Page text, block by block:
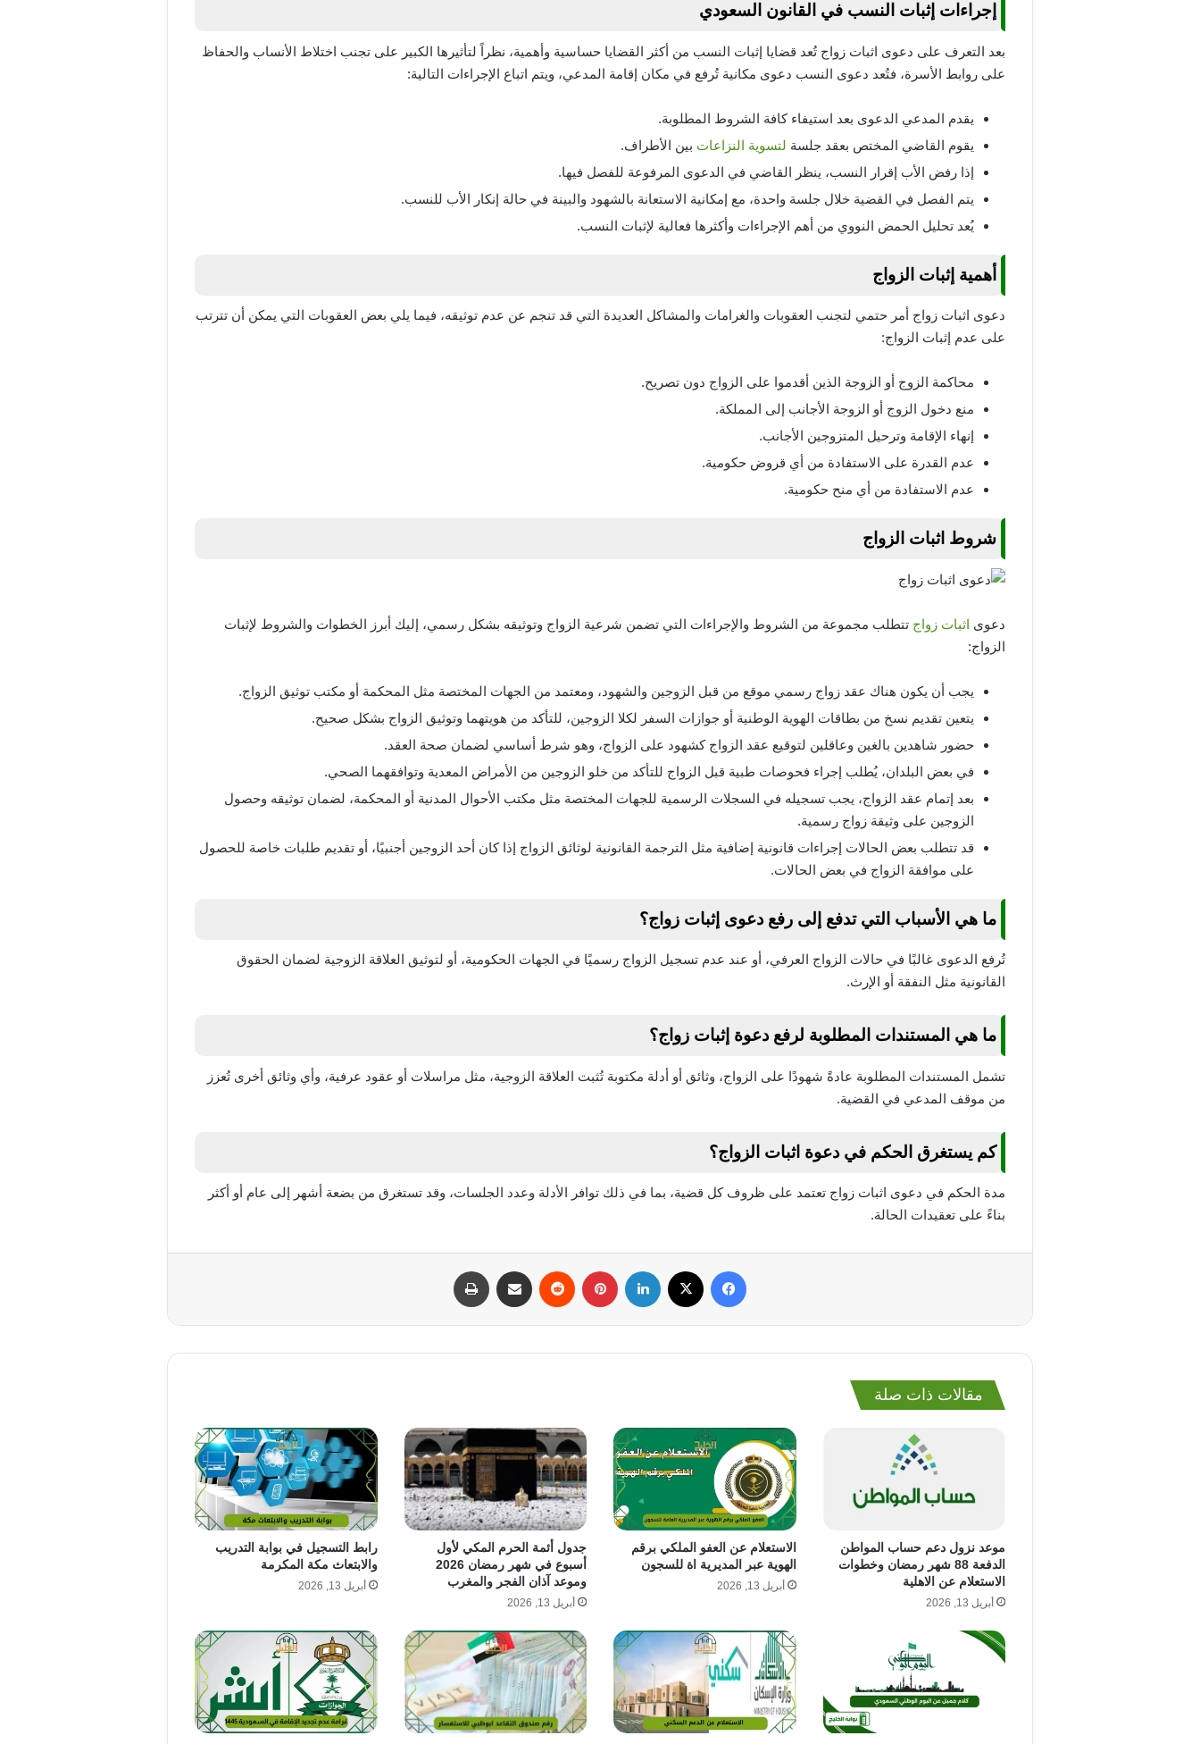
إجراءات إثبات النسب في القانون السعودي
بعد التعرف على دعوى اثبات زواج تُعد قضايا إثبات النسب من أكثر القضايا حساسية وأهمية، نظراً لتأثيرها الكبير على تجنب اختلاط الأنساب والحفاظ
على روابط الأسرة، فتُعد دعوى النسب دعوى مكانية تُرفع في مكان إقامة المدعي، ويتم اتباع الإجراءات التالية:
يقدم المدعي الدعوى بعد استيفاء كافة الشروط المطلوبة.
يقوم القاضي المختص بعقد جلسة لتسوية النزاعات بين الأطراف.
إذا رفض الأب إقرار النسب، ينظر القاضي في الدعوى المرفوعة للفصل فيها.
يتم الفصل في القضية خلال جلسة واحدة، مع إمكانية الاستعانة بالشهود والبينة في حالة إنكار الأب للنسب.
يُعد تحليل الحمض النووي من أهم الإجراءات وأكثرها فعالية لإثبات النسب.
أهمية إثبات الزواج
دعوى اثبات زواج أمر حتمي لتجنب العقوبات والغرامات والمشاكل العديدة التي قد تنجم عن عدم توثيقه، فيما يلي بعض العقوبات التي يمكن أن تترتب
على عدم إثبات الزواج:
محاكمة الزوج أو الزوجة الذين أقدموا على الزواج دون تصريح.
منع دخول الزوج أو الزوجة الأجانب إلى المملكة.
إنهاء الإقامة وترحيل المتزوجين الأجانب.
عدم القدرة على الاستفادة من أي قروض حكومية.
عدم الاستفادة من أي منح حكومية.
شروط اثبات الزواج
دعوى اثبات زواج تتطلب مجموعة من الشروط والإجراءات التي تضمن شرعية الزواج وتوثيقه بشكل رسمي، إليك أبرز الخطوات والشروط لإثبات
الزواج:
يجب أن يكون هناك عقد زواج رسمي موقع من قبل الزوجين والشهود، ومعتمد من الجهات المختصة مثل المحكمة أو مكتب توثيق الزواج.
يتعين تقديم نسخ من بطاقات الهوية الوطنية أو جوازات السفر لكلا الزوجين، للتأكد من هويتهما وتوثيق الزواج بشكل صحيح.
حضور شاهدين بالغين وعاقلين لتوقيع عقد الزواج كشهود على الزواج، وهو شرط أساسي لضمان صحة العقد.
في بعض البلدان، يُطلب إجراء فحوصات طبية قبل الزواج للتأكد من خلو الزوجين من الأمراض المعدية وتوافقهما الصحي.
بعد إتمام عقد الزواج، يجب تسجيله في السجلات الرسمية للجهات المختصة مثل مكتب الأحوال المدنية أو المحكمة، لضمان توثيقه وحصول
الزوجين على وثيقة زواج رسمية.
قد تتطلب بعض الحالات إجراءات قانونية إضافية مثل الترجمة القانونية لوثائق الزواج إذا كان أحد الزوجين أجنبيًا، أو تقديم طلبات خاصة للحصول
على موافقة الزواج في بعض الحالات.
ما هي الأسباب التي تدفع إلى رفع دعوى إثبات زواج؟
تُرفع الدعوى غالبًا في حالات الزواج العرفي، أو عند عدم تسجيل الزواج رسميًا في الجهات الحكومية، أو لتوثيق العلاقة الزوجية لضمان الحقوق
القانونية مثل النفقة أو الإرث.
ما هي المستندات المطلوبة لرفع دعوة إثبات زواج؟
تشمل المستندات المطلوبة عادةً شهودًا على الزواج، وثائق أو أدلة مكتوبة تُثبت العلاقة الزوجية، مثل مراسلات أو عقود عرفية، وأي وثائق أخرى تُعزز
من موقف المدعي في القضية.
كم يستغرق الحكم في دعوة اثبات الزواج؟
مدة الحكم في دعوى اثبات زواج تعتمد على ظروف كل قضية، بما في ذلك توافر الأدلة وعدد الجلسات، وقد تستغرق من بضعة أشهر إلى عام أو أكثر
بناءً على تعقيدات الحالة.
فيسبوك لينكدإن بينتيريست مشاركة عبر البريد
مقالات ذات صلة
موعد نزول دعم حساب المواطن
الدفعة 88 شهر رمضان وخطوات
الاستعلام عن الاهلية
أبريل 13, 2026
الاستعلام عن العفو الملكي برقم
الهوية عبر المديرية اة للسجون
أبريل 13, 2026
جدول أئمة الحرم المكي لأول
أسبوع في شهر رمضان 2026
وموعد آذان الفجر والمغرب
أبريل 13, 2026
رابط التسجيل في بوابة التدريب
والابتعاث مكة المكرمة
أبريل 13, 2026